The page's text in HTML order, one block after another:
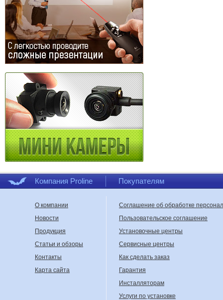
Компания Proline Покупателям
О компании
Новости
Продукция
Статьи и обзоры
Контакты
Карта сайта
Соглашение об обработке
Пользовательское соглашение
Установочные центры
Сервисные центры
Как сделать заказ
Гарантия
Инсталляторам
Услуги по установке